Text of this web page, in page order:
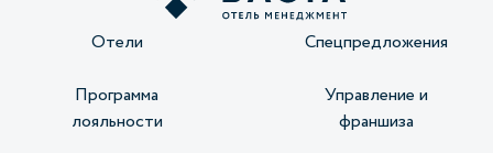
Отели Спецпредложения
Программа
лояльности
Управление и
франшиза